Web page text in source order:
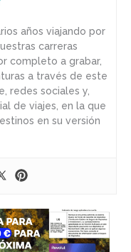
años viajando por
carreras
completo a grabar,
a través de este
redes sociales y,
de viajes, en la que
en su versión